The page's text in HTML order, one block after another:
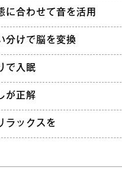
に合わせて音を活用
分けで脳を変換
で入眠
が正解
ラックスを